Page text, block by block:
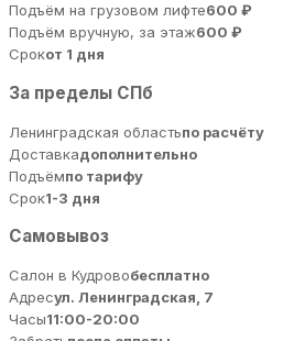
Подъём на грузовом лифте600 ₽
Подъём вручную, за этаж600 ₽
Срокот 1 дня
За пределы СПб
Ленинградская областьпо расчёту
Доставкадополнительно
Подъёмпо тарифу
Срок1-3 дня
Самовывоз
Салон в Кудровобесплатно
Адресул. Ленинградская, 7
Часы11:00-20:00